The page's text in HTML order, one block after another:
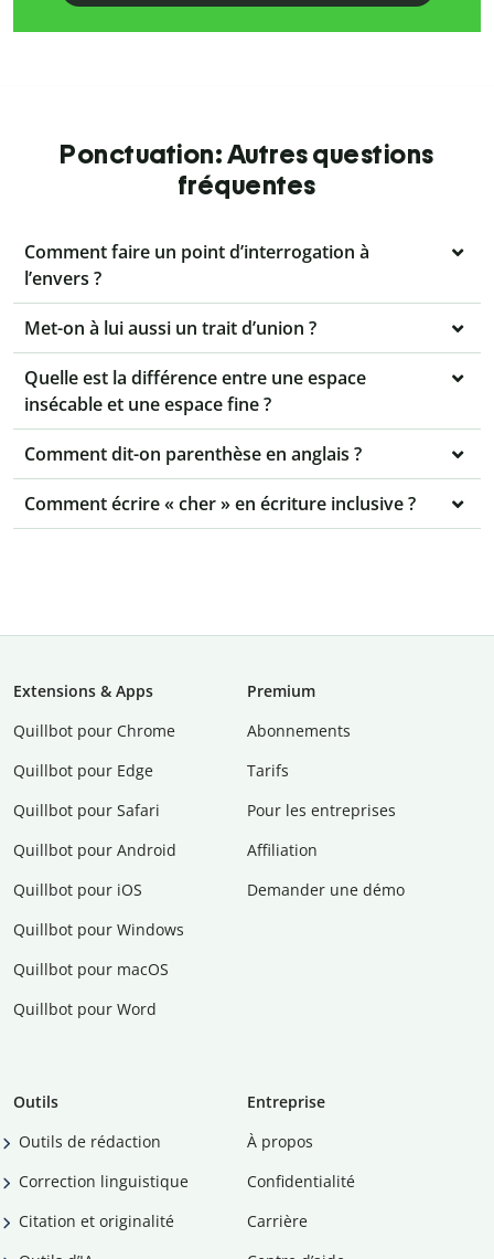
Ponctuation: Autres questions
fréquentes
Comment faire un point d’interrogation à
l’envers ?
Met-on à lui aussi un trait d’union ?
Quelle est la différence entre une espace
insécable et une espace fine ?
Comment dit-on parenthèse en anglais ?
Comment écrire « cher » en écriture inclusive ?
Extensions & Apps
Quillbot pour Chrome
Quillbot pour Edge
Quillbot pour Safari
Quillbot pour Android
Quillbot pour iOS
Quillbot pour Windows
Quillbot pour macOS
Quillbot pour Word
Premium
Abonnements
Tarifs
Pour les entreprises
Affiliation
Demander une démo
Outils
Outils de rédaction
Correction linguistique
Citation et originalité
Entreprise
À propos
Confidentialité
Carrière